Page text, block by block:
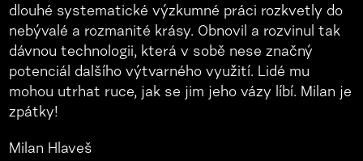
dlouhé systematické výzkumné práci rozkvetly do
nebývalé a rozmanité krásy. Obnovil a rozvinul tak
dávnou technologii, která v sobě nese značný
potenciál dalšího výtvarného využití. Lidé mu
mohou utrhat ruce, jak se jim jeho vázy líbí. Milan je
zpátky!
Milan Hlaveš